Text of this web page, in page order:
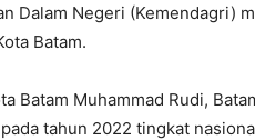
Dalam Negeri (Kemendagri)
Batam.
Batam Muhammad Rudi,
tahun 2022 tingkat